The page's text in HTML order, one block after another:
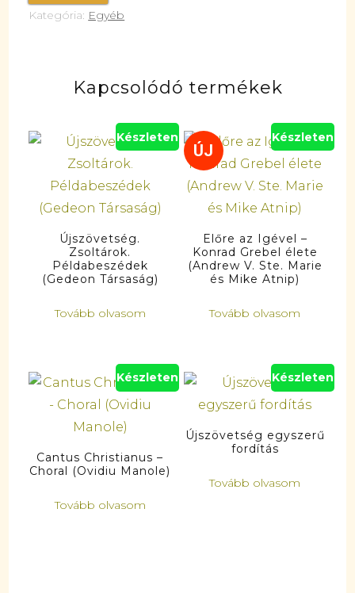
Kategória: Egyéb
Kapcsolódó termékek
Készleten
Újszövetség.
Zsoltárok.
Példabeszédek
(Gedeon Társaság)
Tovább olvasom
ÚJ
Készleten
Előre az Igével –
Konrad Grebel élete
(Andrew V. Ste. Marie
és Mike Atnip)
Tovább olvasom
Készleten
Cantus Christianus –
Choral (Ovidiu Manole)
Tovább olvasom
Készleten
Újszövetség egyszerű
fordítás
Tovább olvasom